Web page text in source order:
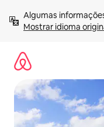
para
Mostrar idioma